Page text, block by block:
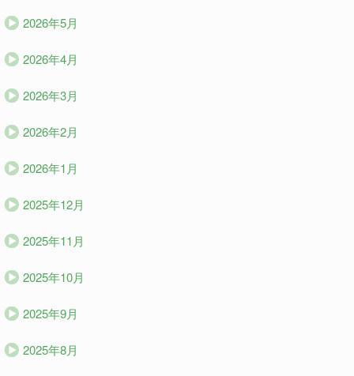
2026年5月
2026年4月
2026年3月
2026年2月
2026年1月
2025年12月
2025年11月
2025年10月
2025年9月
2025年8月